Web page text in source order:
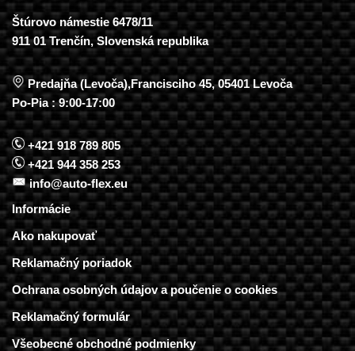
Štúrovo námestie 6478/11
911 01 Trenčín, Slovenská republika
Predajňa (Levoča),Francisciho 45, 05401 Levoča
Po-Pia : 9:00-17:00
+421 918 789 805
+421 944 358 253
info@auto-flex.eu
Informácie
Ako nakupovať
Reklamačný poriadok
Ochrana osobných údajov a poučenie o cookies
Reklamačný formulár
Všeobecné obchodné podmienky